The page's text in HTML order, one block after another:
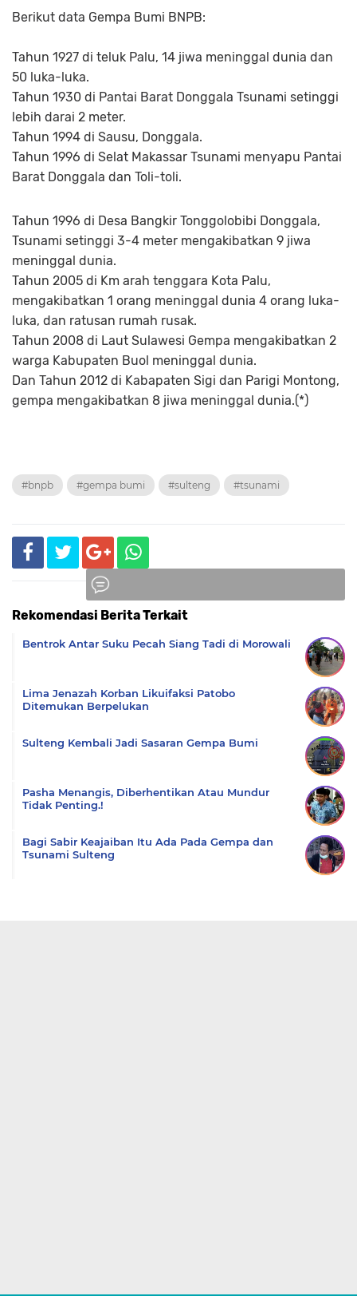
Berikut data Gempa Bumi BNPB:
Tahun 1927 di teluk Palu, 14 jiwa meninggal dunia dan
50 luka-luka.
Tahun 1930 di Pantai Barat Donggala Tsunami setinggi
lebih darai 2 meter.
Tahun 1994 di Sausu, Donggala.
Tahun 1996 di Selat Makassar Tsunami menyapu Pantai
Barat Donggala dan Toli-toli.
Tahun 1996 di Desa Bangkir Tonggolobibi Donggala,
Tsunami setinggi 3-4 meter mengakibatkan 9 jiwa
meninggal dunia.
Tahun 2005 di Km arah tenggara Kota Palu,
mengakibatkan 1 orang meninggal dunia 4 orang luka-
luka, dan ratusan rumah rusak.
Tahun 2008 di Laut Sulawesi Gempa mengakibatkan 2
warga Kabupaten Buol meninggal dunia.
Dan Tahun 2012 di Kabapaten Sigi dan Parigi Montong,
gempa mengakibatkan 8 jiwa meninggal dunia.(*)
#bnpb #gempa bumi #sulteng #tsunami
Rekomendasi Berita Terkait
Bentrok Antar Suku Pecah Siang Tadi di Morowali
Lima Jenazah Korban Likuifaksi Patobo
Ditemukan Berpelukan
Sulteng Kembali Jadi Sasaran Gempa Bumi
Pasha Menangis, Diberhentikan Atau Mundur
Tidak Penting.!
Bagi Sabir Keajaiban Itu Ada Pada Gempa dan
Tsunami Sulteng